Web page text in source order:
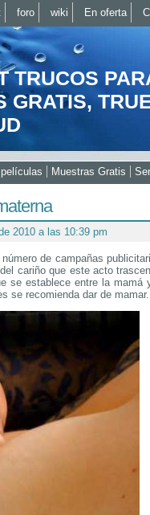
TRUCOS
GRATIS,
Muestras Gratis
2010 a las 10:39 pm
de campañas
cariño que este acto
se establece entre la mamá
se recomienda dar de mamar.
foro wiki En oferta